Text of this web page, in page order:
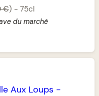
€) - 75cl
du marché
Aux Loups -